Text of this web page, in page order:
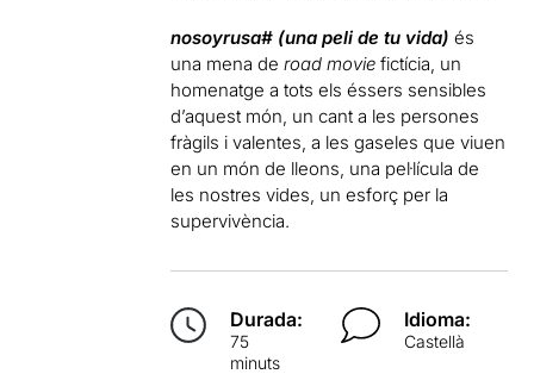
nosoyrusa# (una peli de tu vida) és
una mena deroad movie fictícia, un
homenatge a tots els éssers sensibles
d’aquest món, un cant a les persones
fràgils i valentes, a les gaseles que viuen
en un món de lleons, una pel·lícula de
les nostres vides, un esforç per la
supervivència.
Durada:
75
minuts
Idioma:
Castellà